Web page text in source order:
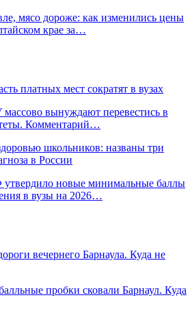
мясо дороже: как изменились цены
крае за…
платных мест сократят в вузах
вынуждают перевестись в
Комментарий…
школьников: названы три
в России
новые минимальные баллы
в вузы на 2026…
вечернего Барнаула. Куда не
пробки сковали Барнаул. Куда